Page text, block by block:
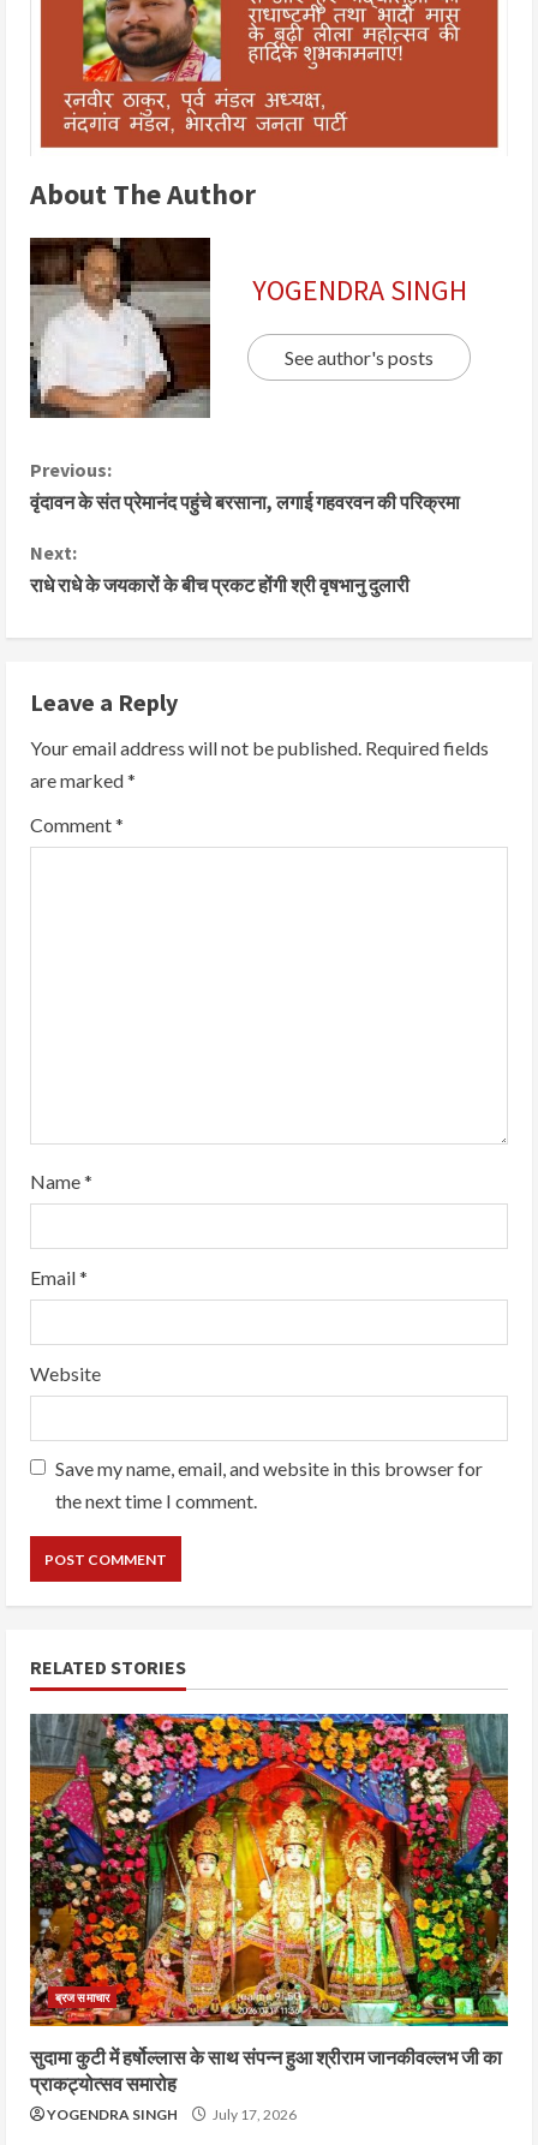
About The Author
YOGENDRA SINGH
See author's posts
Previous:
वृंदावन के संत प्रेमानंद पहुंचे बरसाना, लगाई गहवरवन की परिक्रमा
Next:
राधे राधे के जयकारों के बीच प्रकट होंगी श्री वृषभानु दुलारी
Leave a Reply
Your email address will not be published. Required fields
are marked*
Comment*
Name*
Email*
Website
Save my name, email, and website in this browser for
the next time I comment.
RELATED STORIES
ब्रज समाचार
सुदामा कुटी में हर्षोल्लास के साथ संपन्न हुआ श्रीराम जानकीवल्लभ जी का
प्राकट्योत्सव समारोह
YOGENDRA SINGH July 17, 2026